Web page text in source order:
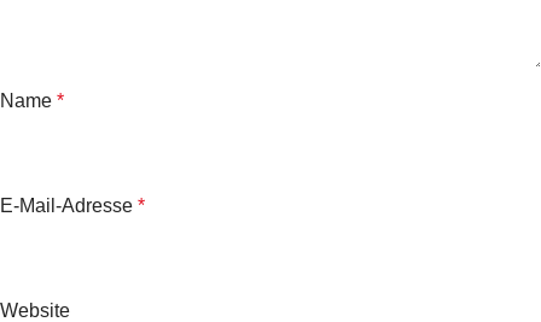
Name *
E-Mail-Adresse *
Website